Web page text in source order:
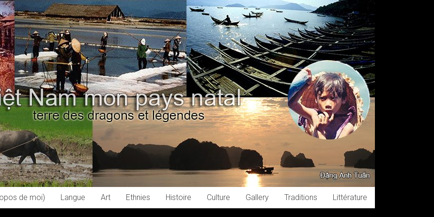
de moi) Langue Art Ethnies Histoire Culture Gallery Traditions Littérature